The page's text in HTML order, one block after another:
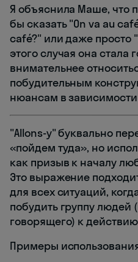
Я объяснила Маше, что
бы сказать "On va au
café?" или даже просто
этого случая она стала
внимательнее
побудительным
нюансам в зависимости
"Allons-y" буквально
«пойдем туда», но
как призыв к началу
Это выражение
для всех ситуаций,
побудить группу людей
говорящего) к
Примеры